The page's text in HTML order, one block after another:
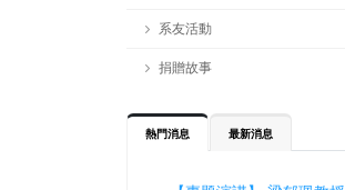
系友活動
捐贈故事
熱門消息 最新消息